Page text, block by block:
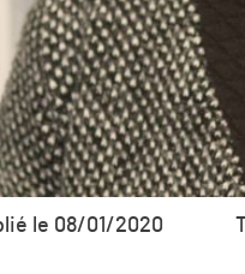
le 08/01/2020